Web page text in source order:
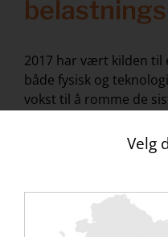
Ta kontakt med
Kalender
2017 har vært kilden til
både fysisk og
vokst til å romme de
Disse benkene har
kontrolleres av vår
realiserer ønsket
Velg